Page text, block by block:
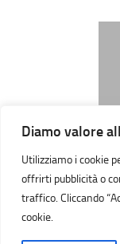
Diamo valore
Utilizziamo i cookie
offrirti pubblicità o
traffico. Cliccando
cookie.
A.S.D.